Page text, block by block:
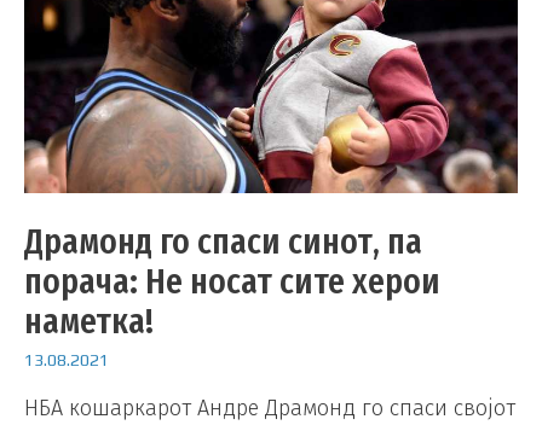
Драмонд го спаси синот, па
порача: Не носат сите херои
наметка!
13.08.2021
НБА кошаркарот Андре Драмонд го спаси својот